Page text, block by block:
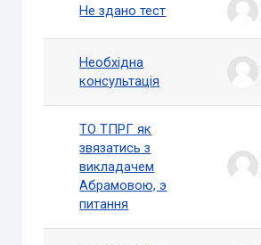
Не здано тест
Необхідна
консультація
ТО ТПРГ як
звязатись з
викладачем
Абрамовою, э
питання